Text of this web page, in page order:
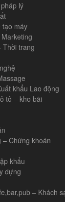
lý
máy
Thời trang
khẩu Lao động
tô – kho bãi
– Chứng khoán
khẩu
dựng
– Khách